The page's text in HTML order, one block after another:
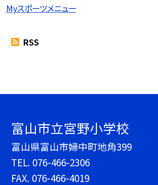
Myスポーツメニュー
RSS
富山市立宮野小学校
富山県富山市婦中町地角399
TEL. 076-466-2306
FAX. 076-466-4019